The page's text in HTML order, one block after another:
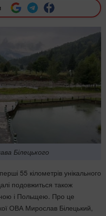
Білецького
55 кілометрів унікального
подовжиться також
і Польщею. Про це
ОВА Мирослав Білецький,